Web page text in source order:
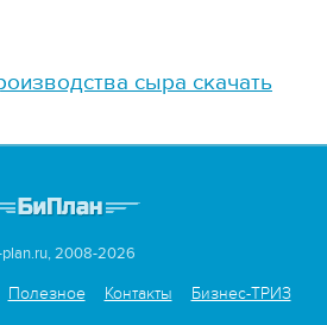
сыра скачать
plan.ru, 2008-2026
Полезное Контакты Бизнес-ТРИЗ